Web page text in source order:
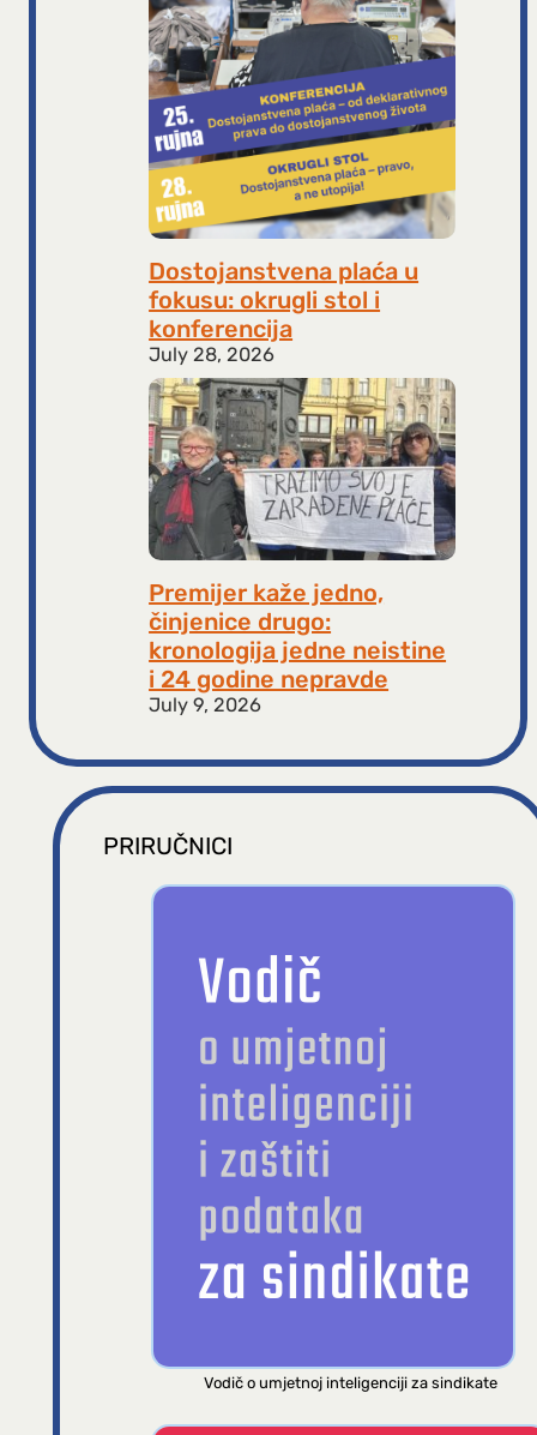
Dostojanstvena plaća u
fokusu: okrugli stol i
konferencija
July 28, 2026
Premijer kaže jedno,
činjenice drugo:
kronologija jedne neistine
i 24 godine nepravde
July 9, 2026
PRIRUČNICI
Vodič o umjetnoj inteligenciji za sindikate